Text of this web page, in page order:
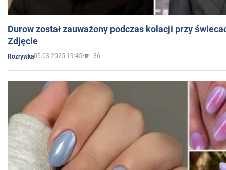
Durow został zauważony podczas kolacji przy
Zdjęcie
Rozrywka05.03.2025 19:45 36